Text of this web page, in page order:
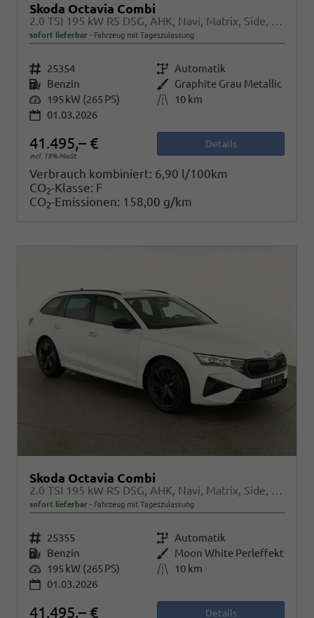
Skoda Octavia Combi
2.0 TSI 195 kW RS DSG, AHK, Navi, Matrix, Side, Winter, 5 J.-Garantie
sofort lieferbar Fahrzeug mit Tageszulassung
Fahrzeugnr. 25354 Getriebe Automatik
Kraftstoff Benzin Außenfarbe Graphite Grau Metallic
Leistung 195 kW (265 PS) Kilometerstand
10 km
01.03.2026
41.495,– €
incl. 19% MwSt.
Details
Verbrauch kombiniert: 6,90 l/100km
CO2-Klasse: F
CO2-Emissionen: 158,00 g/km
Skoda Octavia Combi
2.0 TSI 195 kW RS DSG, AHK, Navi, Matrix, Side, Winter, 5 J.-Garantie
sofort lieferbar Fahrzeug mit Tageszulassung
Fahrzeugnr. 25355 Getriebe Automatik
Kraftstoff Benzin Außenfarbe Moon White Perleffekt
Leistung 195 kW (265 PS) Kilometerstand
10 km
01.03.2026
41.495,– € Details